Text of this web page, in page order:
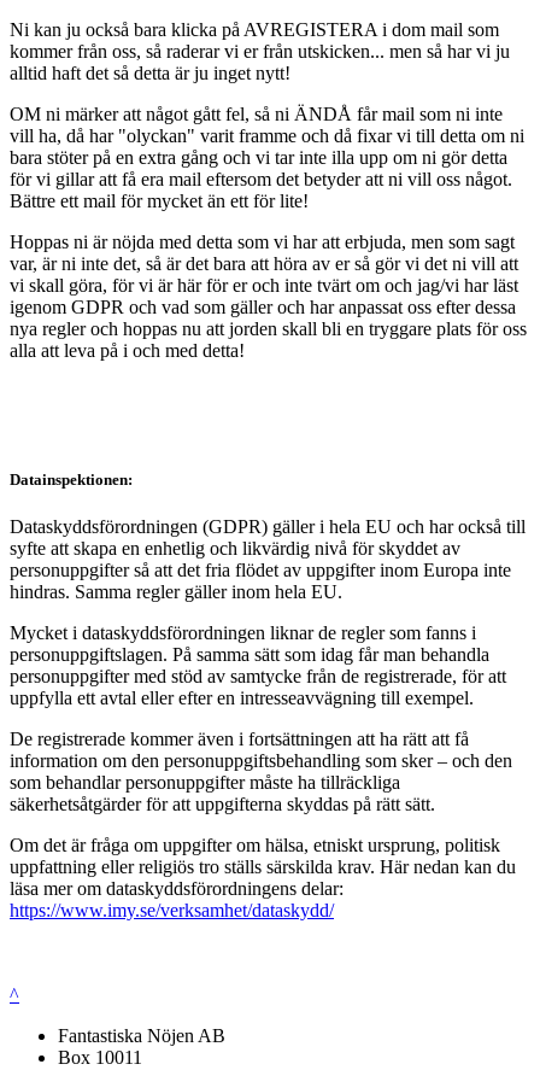
Ni kan ju också bara klicka på AVREGISTERA i dom mail som
kommer från oss, så raderar vi er från utskicken... men så har vi ju
alltid haft det så detta är ju inget nytt!
OM ni märker att något gått fel, så ni ÄNDÅ får mail som ni inte
vill ha, då har "olyckan" varit framme och då fixar vi till detta om ni
bara stöter på en extra gång och vi tar inte illa upp om ni gör detta
för vi gillar att få era mail eftersom det betyder att ni vill oss något.
Bättre ett mail för mycket än ett för lite!
Hoppas ni är nöjda med detta som vi har att erbjuda, men som sagt
var, är ni inte det, så är det bara att höra av er så gör vi det ni vill att
vi skall göra, för vi är här för er och inte tvärt om och jag/vi har läst
igenom GDPR och vad som gäller och har anpassat oss efter dessa
nya regler och hoppas nu att jorden skall bli en tryggare plats för oss
alla att leva på i och med detta!
Datainspektionen:
Dataskyddsförordningen (GDPR) gäller i hela EU och har också till
syfte att skapa en enhetlig och likvärdig nivå för skyddet av
personuppgifter så att det fria flödet av uppgifter inom Europa inte
hindras. Samma regler gäller inom hela EU.
Mycket i dataskyddsförordningen liknar de regler som fanns i
personuppgiftslagen. På samma sätt som idag får man behandla
personuppgifter med stöd av samtycke från de registrerade, för att
uppfylla ett avtal eller efter en intresseavvägning till exempel.
De registrerade kommer även i fortsättningen att ha rätt att få
information om den personuppgiftsbehandling som sker – och den
som behandlar personuppgifter måste ha tillräckliga
säkerhetsåtgärder för att uppgifterna skyddas på rätt sätt.
Om det är fråga om uppgifter om hälsa, etniskt ursprung, politisk
uppfattning eller religiös tro ställs särskilda krav. Här nedan kan du
läsa mer om dataskyddsförordningens delar:
https://www.imy.se/verksamhet/dataskydd/
^
Fantastiska Nöjen AB
Box 10011